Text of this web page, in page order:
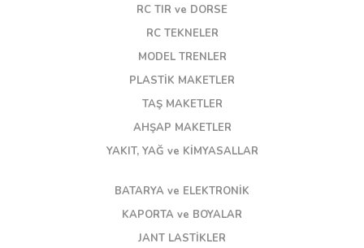
RC TIR ve DORSE
RC TEKNELER
MODEL TRENLER
PLASTİK MAKETLER
TAŞ MAKETLER
AHŞAP MAKETLER
YAKIT, YAĞ ve KİMYASALLAR
BATARYA ve ELEKTRONİK
KAPORTA ve BOYALAR
JANT LASTİKLER